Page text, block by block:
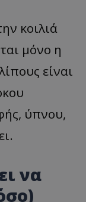
κοιλιά
μόνο η
είναι
ύπνου,
να